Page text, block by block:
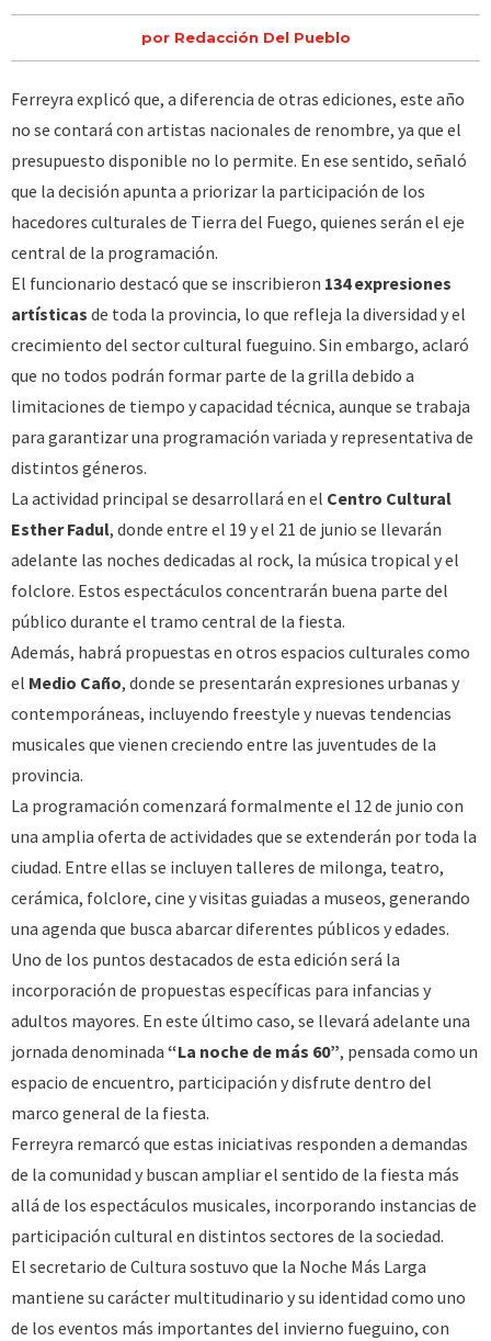
por Redacción Del Pueblo
Ferreyra explicó que, a diferencia de otras ediciones, este año
no se contará con artistas nacionales de renombre, ya que el
presupuesto disponible no lo permite. En ese sentido, señaló
que la decisión apunta a priorizar la participación de los
hacedores culturales de Tierra del Fuego, quienes serán el eje
central de la programación.
El funcionario destacó que se inscribieron 134 expresiones
artísticas de toda la provincia, lo que refleja la diversidad y el
crecimiento del sector cultural fueguino. Sin embargo, aclaró
que no todos podrán formar parte de la grilla debido a
limitaciones de tiempo y capacidad técnica, aunque se trabaja
para garantizar una programación variada y representativa de
distintos géneros.
La actividad principal se desarrollará en el Centro Cultural
Esther Fadul, donde entre el 19 y el 21 de junio se llevarán
adelante las noches dedicadas al rock, la música tropical y el
folclore. Estos espectáculos concentrarán buena parte del
público durante el tramo central de la fiesta.
Además, habrá propuestas en otros espacios culturales como
el Medio Caño, donde se presentarán expresiones urbanas y
contemporáneas, incluyendo freestyle y nuevas tendencias
musicales que vienen creciendo entre las juventudes de la
provincia.
La programación comenzará formalmente el 12 de junio con
una amplia oferta de actividades que se extenderán por toda la
ciudad. Entre ellas se incluyen talleres de milonga, teatro,
cerámica, folclore, cine y visitas guiadas a museos, generando
una agenda que busca abarcar diferentes públicos y edades.
Uno de los puntos destacados de esta edición será la
incorporación de propuestas específicas para infancias y
adultos mayores. En este último caso, se llevará adelante una
jornada denominada “La noche de más 60”, pensada como un
espacio de encuentro, participación y disfrute dentro del
marco general de la fiesta.
Ferreyra remarcó que estas iniciativas responden a demandas
de la comunidad y buscan ampliar el sentido de la fiesta más
allá de los espectáculos musicales, incorporando instancias de
participación cultural en distintos sectores de la sociedad.
El secretario de Cultura sostuvo que la Noche Más Larga
mantiene su carácter multitudinario y su identidad como uno
de los eventos más importantes del invierno fueguino, con